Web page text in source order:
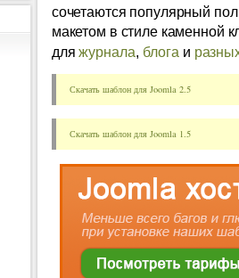
сочетаются популярный
макетом в стиле каменной
дляжурнала, блога и
Скачать шаблон для Joomla 2.5
Скачать шаблон для Joomla 1.5